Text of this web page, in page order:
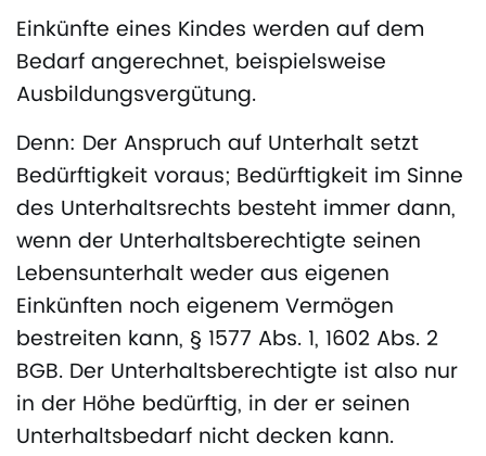
Einkünfte eines Kindes werden auf dem
Bedarf angerechnet, beispielsweise
Ausbildungsvergütung.
Denn: Der Anspruch auf Unterhalt setzt
Bedürftigkeit voraus; Bedürftigkeit im Sinne
des Unterhaltsrechts besteht immer dann,
wenn der Unterhaltsberechtigte seinen
Lebensunterhalt weder aus eigenen
Einkünften noch eigenem Vermögen
bestreiten kann, § 1577 Abs. 1, 1602 Abs. 2
BGB. Der Unterhaltsberechtigte ist also nur
in der Höhe bedürftig, in der er seinen
Unterhaltsbedarf nicht decken kann.